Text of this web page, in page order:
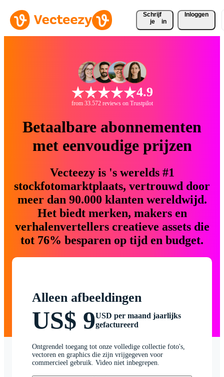
Schrijf
je
in
Inloggen
4.9
from 33.572 reviews on Trustpilot
Betaalbare abonnementen
met eenvoudige prijzen
Vecteezy is 's werelds #1
stockfotomarktplaats, vertrouwd door
meer dan 90.000 klanten wereldwijd.
Het biedt merken, makers en
verhalenvertellers creatieve assets die
tot 76% besparen op tijd en budget.
Alleen afbeeldingen
US$ 9USD per maand jaarlijks
gefactureerd
Ontgrendel toegang tot onze volledige collectie foto's,
vectoren en graphics die zijn vrijgegeven voor
commercieel gebruik. Video niet inbegrepen.